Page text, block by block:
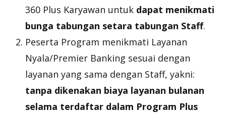
360 Plus Karyawan untuk dapat menikmati
bunga tabungan setara tabungan Staff.
Peserta Program menikmati Layanan
Nyala/Premier Banking sesuai dengan
layanan yang sama dengan Staff, yakni:
tanpa dikenakan biaya layanan bulanan
selama terdaftar dalam Program Plus